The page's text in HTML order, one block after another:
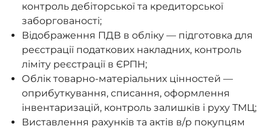
контроль дебіторської та кредиторської
заборгованості;
Відображення ПДВ в обліку — підготовка для
реєстрації податкових накладних, контроль
ліміту реєстрації в ЄРПН;
Облік товарно-матеріальних цінностей —
оприбуткування, списання, оформлення
інвентаризацій, контроль залишків і руху ТМЦ;
Виставлення рахунків та актів в/р покупцям